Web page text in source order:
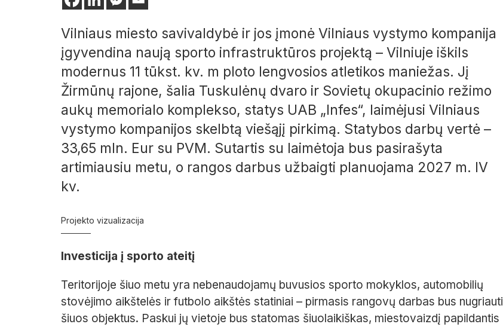
Vilniaus miesto savivaldybė ir jos įmonė Vilniaus vystymo kompanija
įgyvendina naują sporto infrastruktūros projektą – Vilniuje iškils
modernus 11 tūkst. kv. m ploto lengvosios atletikos maniežas. Jį
Žirmūnų rajone, šalia Tuskulėnų dvaro ir Sovietų okupacinio režimo
aukų memorialo komplekso, statys UAB „Infes“, laimėjusi Vilniaus
vystymo kompanijos skelbtą viešąjį pirkimą. Statybos darbų vertė –
33,65 mln. Eur su PVM. Sutartis su laimėtoja bus pasirašyta
artimiausiu metu, o rangos darbus užbaigti planuojama 2027 m. IV
kv.
Projekto vizualizacija
Investicija į sporto ateitį
Teritorijoje šiuo metu yra nebenaudojamų buvusios sporto mokyklos, automobilių
stovėjimo aikštelės ir futbolo aikštės statiniai – pirmasis rangovų darbas bus nugriauti
šiuos objektus. Paskui jų vietoje bus statomas šiuolaikiškas, miestovaizdį papildantis